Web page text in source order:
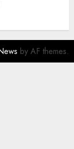
by AF themes.